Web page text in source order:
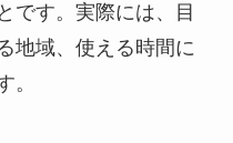
です。実際には、目
地域、使える時間に
。